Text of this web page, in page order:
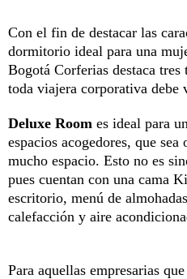
Con el fin de destacar las
dormitorio ideal para una
Bogotá Corferias destaca
toda viajera corporativa debe
Deluxe Room es ideal para
espacios acogedores, que
mucho espacio. Esto no es
pues cuentan con una cama
escritorio, menú de
calefacción y aire
Para aquellas empresarias